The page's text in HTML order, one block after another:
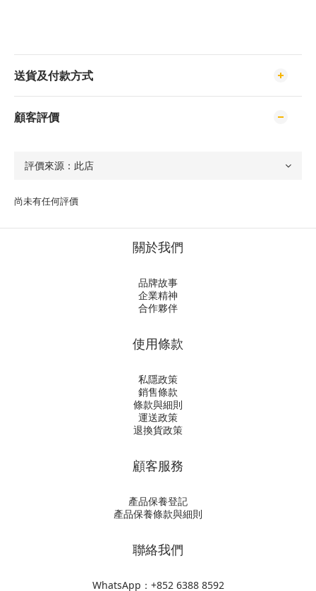
送貨及付款方式
顧客評價
尚未有任何評價
關於我們
品牌故事
企業精神
合作夥伴
使用條款
私隱政策
銷售條款
條款與細則
運送政策
退換貨政策
顧客服務
產品保養登記
產品保養條款與細則
聯絡我們
WhatsApp：+852 6388 8592